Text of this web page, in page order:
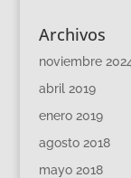
Archivos
noviembre 2024
abril 2019
enero 2019
agosto 2018
mayo 2018